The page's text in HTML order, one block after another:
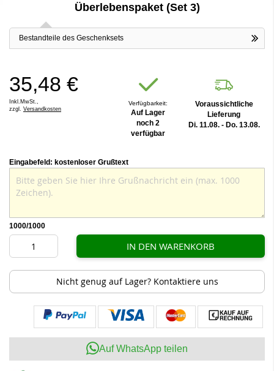
Überlebenspaket (Set 3)
Bestandteile des Geschenksets
35,48 €
Inkl.MwSt.,
zzgl. Versandkosten
Verfügbarkeit:
Auf Lager
noch 2
verfügbar
Voraussichtliche
Lieferung
Di. 11.08. - Do. 13.08.
Eingabefeld: kostenloser Grußtext
1000/1000
IN DEN WARENKORB
Nicht genug auf Lager? Kontaktiere uns
Auf WhatsApp teilen